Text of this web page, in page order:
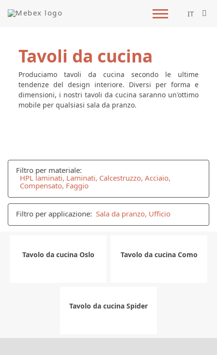
IT
Tavoli da cucina
Produciamo tavoli da cucina secondo le ultime
tendenze del design interiore. Diversi per forma e
dimensioni, i nostri tavoli da cucina saranno un'ottimo
mobile per qualsiasi sala da pranzo.
Filtro per materiale:
HPL laminati, Laminati, Calcestruzzo, Acciaio,
Compensato, Faggio
Filtro per applicazione: Sala da pranzo, Ufficio
Tavolo da cucina Oslo Tavolo da cucina Como
Tavolo da cucina Spider